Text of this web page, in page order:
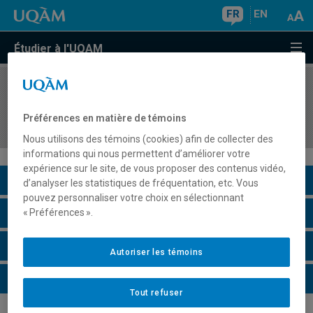
FR EN
Étudier à l'UQAM
COURS//
restauration
Description du cours
Horaire - Été 2026
Horaire - Automne 2026
Horaire - Hiver 2027
Préférences en matière de témoins
Nous utilisons des témoins (cookies) afin de collecter des
informations qui nous permettent d’améliorer votre
expérience sur le site, de vous proposer des contenus vidéo,
d’analyser les statistiques de fréquentation, etc. Vous
pouvez personnaliser votre choix en sélectionnant
« Préférences ».
Tout refuser
Autoriser les témoins